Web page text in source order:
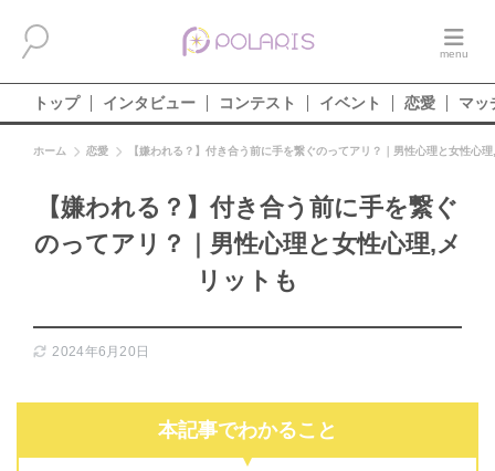
トップ インタビュー コンテスト イベント 恋愛 マッ
ホーム 恋愛 【嫌われる？】付き合う前に手を繋ぐのってアリ？｜男性心理と女性心
【嫌われる？】付き合う前に手を繋ぐ
のってアリ？｜男性心理と女性心理,メ
リットも
2024年6月20日
本記事でわかること